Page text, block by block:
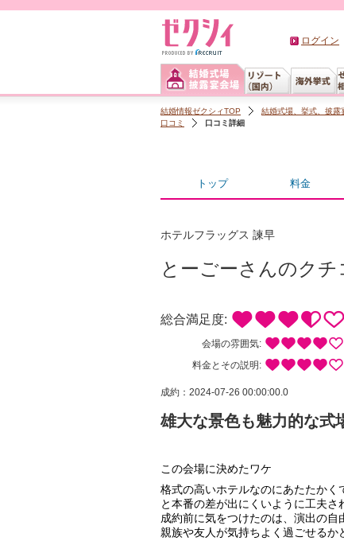
ログイン
結婚情報ゼクシィTOP 結婚式場、挙式、披露
口コミ
口コミ詳細
トップ 料金
ホテルフラッグス 諫早
とーごーさんのクチ
総合満足度:
会場の雰囲気:
料金とその説明:
成約：2024-07-26 00:00:00.0
雄大な景色も魅力的な式
この会場に決めたワケ
格式の高いホテルなのにあたたかく
と本番の差が出にくいように工夫さ
成約前に気をつけたのは、演出の自
親族や友人が気持ちよく過ごせるか